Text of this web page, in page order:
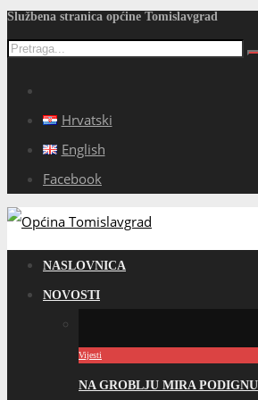
Službena stranica općine Tomislavgrad
Hrvatski
English
Facebook
NASLOVNICA
NOVOSTI
Vijesti
NA GROBLJU MIRA